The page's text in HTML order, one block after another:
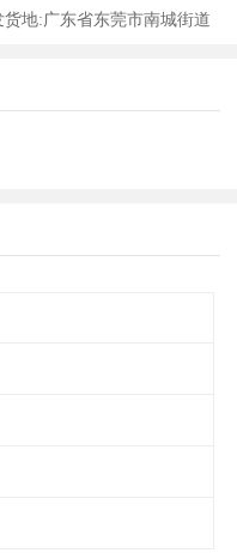
货地:广东省东莞市南城街道